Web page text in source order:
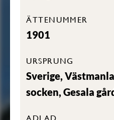
ÄTTENUMMER
1901
URSPRUNG
Sverige,
socken, Gesala